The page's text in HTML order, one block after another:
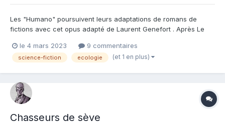
Les "Humano" poursuivent leurs adaptations de romans de
fictions avec cet opus adapté de Laurent Genefort . Après Le
Chasseurs de sève , dans cette collection "Critic" qui vient
enrichir le catalogue de cette maison d'édition plus que jamais
le 4 mars 2023 9 commentaires
science-fiction ecologie (et 1 en plus)
Chasseurs de sève